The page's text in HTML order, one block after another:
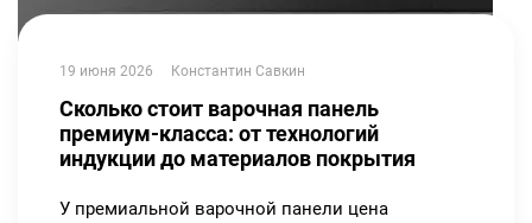
19 июня 2026 Константин Савкин
Сколько стоит варочная панель
премиум-класса: от технологий
индукции до материалов покрытия
У премиальной варочной панели цена